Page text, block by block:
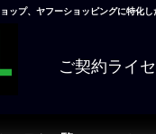
ップ、ヤフーショッピングに特化
ご契約ライ